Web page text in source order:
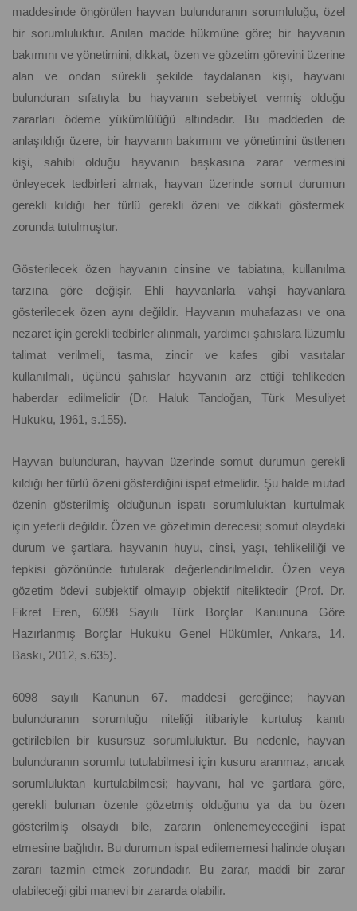
maddesinde öngörülen hayvan bulunduranın sorumluluğu, özel
bir sorumluluktur. Anılan madde hükmüne göre; bir hayvanın
bakımını ve yönetimini, dikkat, özen ve gözetim görevini üzerine
alan ve ondan sürekli şekilde faydalanan kişi, hayvanı
bulunduran sıfatıyla bu hayvanın sebebiyet vermiş olduğu
zararları ödeme yükümlülüğü altındadır. Bu maddeden de
anlaşıldığı üzere, bir hayvanın bakımını ve yönetimini üstlenen
kişi, sahibi olduğu hayvanın başkasına zarar vermesini
önleyecek tedbirleri almak, hayvan üzerinde somut durumun
gerekli kıldığı her türlü gerekli özeni ve dikkati göstermek
zorunda tutulmuştur.
Gösterilecek özen hayvanın cinsine ve tabiatına, kullanılma
tarzına göre değişir. Ehli hayvanlarla vahşi hayvanlara
gösterilecek özen aynı değildir. Hayvanın muhafazası ve ona
nezaret için gerekli tedbirler alınmalı, yardımcı şahıslara lüzumlu
talimat verilmeli, tasma, zincir ve kafes gibi vasıtalar
kullanılmalı, üçüncü şahıslar hayvanın arz ettiği tehlikeden
haberdar edilmelidir (Dr. Haluk Tandoğan, Türk Mesuliyet
Hukuku, 1961, s.155).
Hayvan bulunduran, hayvan üzerinde somut durumun gerekli
kıldığı her türlü özeni gösterdiğini ispat etmelidir. Şu halde mutad
özenin gösterilmiş olduğunun ispatı sorumluluktan kurtulmak
için yeterli değildir. Özen ve gözetimin derecesi; somut olaydaki
durum ve şartlara, hayvanın huyu, cinsi, yaşı, tehlikeliliği ve
tepkisi gözönünde tutularak değerlendirilmelidir. Özen veya
gözetim ödevi subjektif olmayıp objektif niteliktedir (Prof. Dr.
Fikret Eren, 6098 Sayılı Türk Borçlar Kanununa Göre
Hazırlanmış Borçlar Hukuku Genel Hükümler, Ankara, 14.
Baskı, 2012, s.635).
6098 sayılı Kanunun 67. maddesi gereğince; hayvan
bulunduranın sorumluğu niteliği itibariyle kurtuluş kanıtı
getirilebilen bir kusursuz sorumluluktur. Bu nedenle, hayvan
bulunduranın sorumlu tutulabilmesi için kusuru aranmaz, ancak
sorumluluktan kurtulabilmesi; hayvanı, hal ve şartlara göre,
gerekli bulunan özenle gözetmiş olduğunu ya da bu özen
gösterilmiş olsaydı bile, zararın önlenemeyeceğini ispat
etmesine bağlıdır. Bu durumun ispat edilememesi halinde oluşan
zararı tazmin etmek zorundadır. Bu zarar, maddi bir zarar
olabileceği gibi manevi bir zararda olabilir.